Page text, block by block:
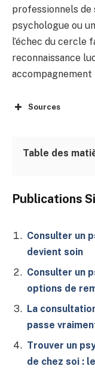
professionnels de
psychologue ou
l’échec du cercle
reconnaissance
Sources
Table des
Publications
Consulter un
devient soin
Consulter un
options de
La
passe
Trouver un
de chez soi :